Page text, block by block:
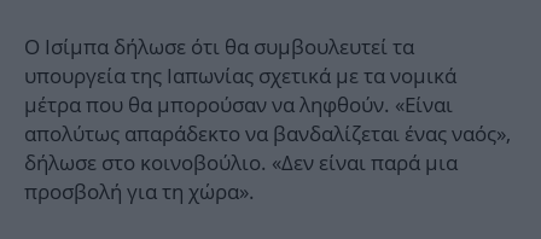
Ο Ισίμπα δήλωσε ότι θα συμβουλευτεί τα
υπουργεία της Ιαπωνίας σχετικά με τα νομικά
μέτρα που θα μπορούσαν να ληφθούν. «Είναι
απολύτως απαράδεκτο να βανδαλίζεται ένας ναός»,
δήλωσε στο κοινοβούλιο. «Δεν είναι παρά μια
προσβολή για τη χώρα».